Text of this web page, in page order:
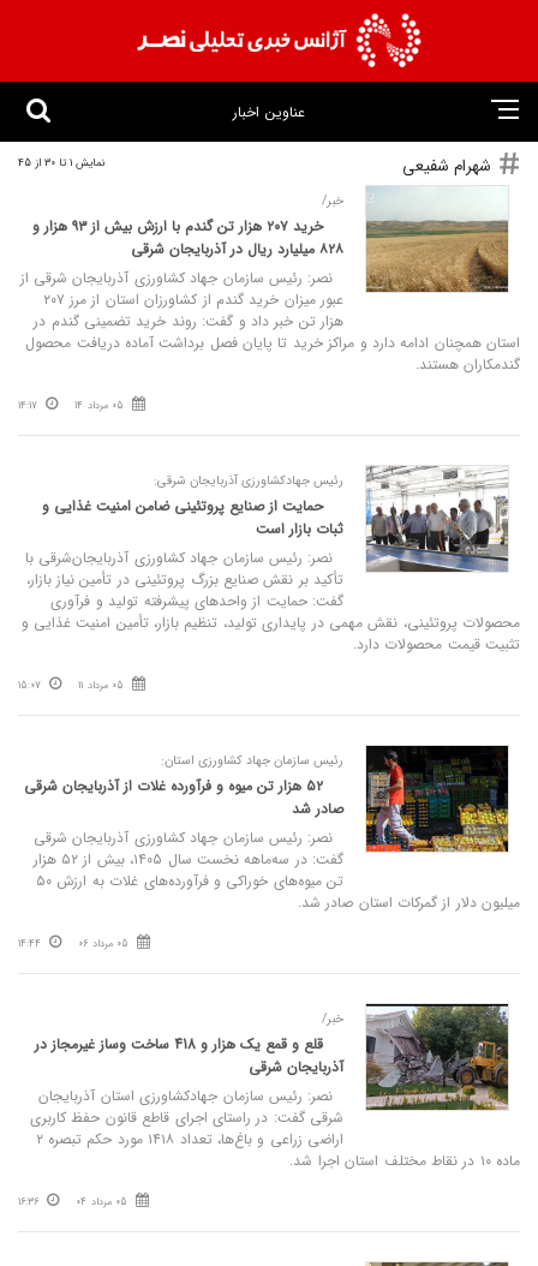
عناوین اخبار
شهرام شفیعی نمایش 1 تا 30 از 45
خبر/
خرید ۲۰۷ هزار تن گندم با ارزش بیش از ۹۳ هزار و
۸۲۸ میلیارد ریال در آذربایجان شرقی
نصر: رئیس سازمان جهاد کشاورزی آذربایجان شرقی از
عبور میزان خرید گندم از کشاورزان استان از مرز ۲۰۷
هزار تن خبر داد و گفت: روند خرید تضمینی گندم در
استان همچنان ادامه دارد و مراکز خرید تا پایان فصل برداشت آماده دریافت محصول
گندمکاران هستند.
05 مرداد 14 14:17
رئیس جهادکشاورزی آذربایجان‌ شرقی:
حمایت از صنایع پروتئینی ضامن امنیت غذایی و
ثبات بازار است
نصر: رئیس سازمان جهاد کشاورزی آذربایجان‌شرقی با
تأکید بر نقش صنایع بزرگ پروتئینی در تأمین نیاز بازار،
گفت: حمایت از واحدهای پیشرفته تولید و فرآوری
محصولات پروتئینی، نقش مهمی در پایداری تولید، تنظیم بازار، تأمین امنیت غذایی و
تثبیت قیمت محصولات دارد.
05 مرداد 11 15:07
رئیس سازمان جهاد کشاورزی استان:
۵۲ هزار تن میوه و فرآورده غلات از آذربایجان شرقی
صادر شد
نصر: رئیس سازمان جهاد کشاورزی آذربایجان شرقی
گفت: در سه‌ماهه نخست سال ۱۴۰۵، بیش از ۵۲ هزار
تن میوه‌های خوراکی و فرآورده‌های غلات به ارزش ۵۰
میلیون دلار از گمرکات استان صادر شد.
05 مرداد 06 14:44
خبر/
قلع و قمع یک هزار و 418 ساخت‌ وساز غیرمجاز در
آذربایجان شرقی
نصر: رئیس سازمان جهادکشاورزی استان آذربایجان
شرقی گفت: در راستای اجرای قاطع قانون حفظ کاربری
اراضی زراعی و باغ‌ها، تعداد ۱۴۱۸ مورد حکم تبصره ۲
ماده ۱۰ در نقاط مختلف استان اجرا شد.
05 مرداد 04 16:36